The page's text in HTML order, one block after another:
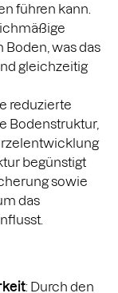
führen kann.
was das
gleichzeitig
reduzierte
Bodenstruktur,
begünstigt
sowie
das
: Durch den